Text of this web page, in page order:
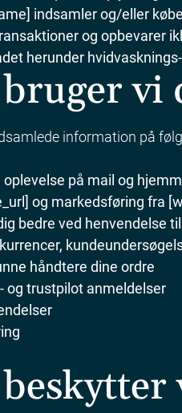
indsamler og/eller
og opbevarer
herunder
vi
information på
på mail og
og markedsføring fra
bedre ved henvendelse
håndtere dine ordre
og trustpilot anmeldelser